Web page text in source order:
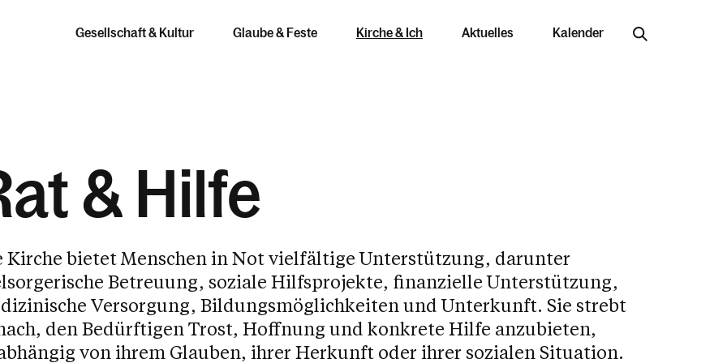
Gesellschaft & Kultur
& Erbe
und Kunst
und
Ethik &
Kirche und
Nationalsozialismus
Umwelt, Klima, Mensch
Glaube & Feste
ich glaube
& Wallfahrten
Das Kirchenjahr im Überblick
Kirche & Ich
Hilfe
& Seelsorge
Kirche in
Meine Pfarre
Meine Diözese
Offene Stellen
Arbeiten in der Kirche
Ausbildungswege
Aktuelles Kalender
& Hilfe
Kirche bietet Menschen in Not vielfältige Unterstützung, darunter
Betreuung, soziale Hilfsprojekte, finanzielle Unterstützung,
Versorgung, Bildungsmöglichkeiten und Unterkunft. Sie strebt
den Bedürftigen Trost, Hoffnung und konkrete Hilfe anzubieten,
von ihrem Glauben, ihrer Herkunft oder ihrer sozialen Situation.